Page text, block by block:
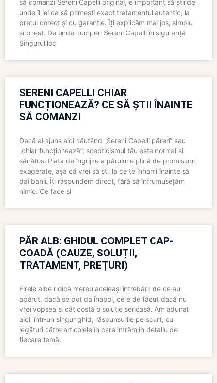
să comanzi Sereni Capelli original, e important să știi de
unde îl iei ca să primești exact tratamentul autentic, la
prețul corect și cu garanție. Îți explicăm mai jos, simplu
și onest. De unde cumperi Sereni Capelli în siguranță
Singurul loc
SERENI CAPELLI CHIAR
FUNCȚIONEAZĂ? CE SĂ ȘTII ÎNAINTE
SĂ COMANZI
Dacă ai ajuns aici căutând „Sereni Capelli păreri” sau
„chiar funcționează”, scepticismul tău este normal și
sănătos. Piața de îngrijire a părului e plină de promisiuni
exagerate, așa că vrei să știi la ce te înhami înainte să
dai banii. Îți răspundem direct, fără să înfrumusețăm
nimic. Ce face și
PĂR ALB: GHIDUL COMPLET CAP-
COADĂ (CAUZE, SOLUȚII,
TRATAMENT, PREȚURI)
Firele albe ridică mereu aceleași întrebări: de ce au
apărut, dacă se pot da înapoi, ce e de făcut dacă nu
vrei vopsea și cât costă o soluție serioasă. Am adunat
aici, într-un singur ghid, răspunsurile pe scurt, cu
legături către articolele în care intrăm în detaliu pe
fiecare temă.